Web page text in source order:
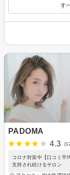
す
PADOMA
4.3
コロナ対策中【口コミ平
支持され続けるサロン